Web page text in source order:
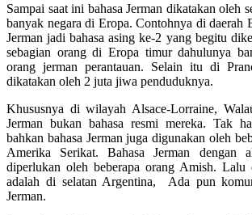
Sampai saat ini bahasa Jerman dikatakan oleh
banyak negara di Eropa. Contohnya di daerah
Jerman jadi bahasa asing ke-2 yang begitu
sebagian orang di Eropa timur dahulunya
orang jerman perantauan. Selain itu di
dikatakan oleh 2 juta jiwa penduduknya.
Khususnya di wilayah Alsace-Lorraine,
Jerman bukan bahasa resmi mereka. Tak
bahkan bahasa Jerman juga digunakan oleh
Amerika Serikat. Bahasa Jerman dengan
diperlukan oleh beberapa orang Amish. Lalu
adalah di selatan Argentina, Ada pun
Jerman.